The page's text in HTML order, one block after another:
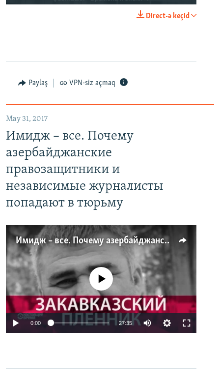
Direct-ə keçid
Paylaş VPN-siz açmaq
May 31, 2017
Имидж – все. Почему
азербайджанские
правозащитники и
независимые журналисты
попадают в тюрьму
Имидж – все. Почему азербайджанские правозащитники и независимые журналисты попадают в тюрьму
No media source currently available
0:00 27:35